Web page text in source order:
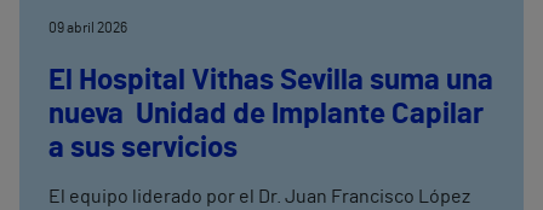
09 abril 2026
El Hospital Vithas Sevilla suma una
nueva Unidad de Implante Capilar
a sus servicios
El equipo liderado por el Dr. Juan Francisco López